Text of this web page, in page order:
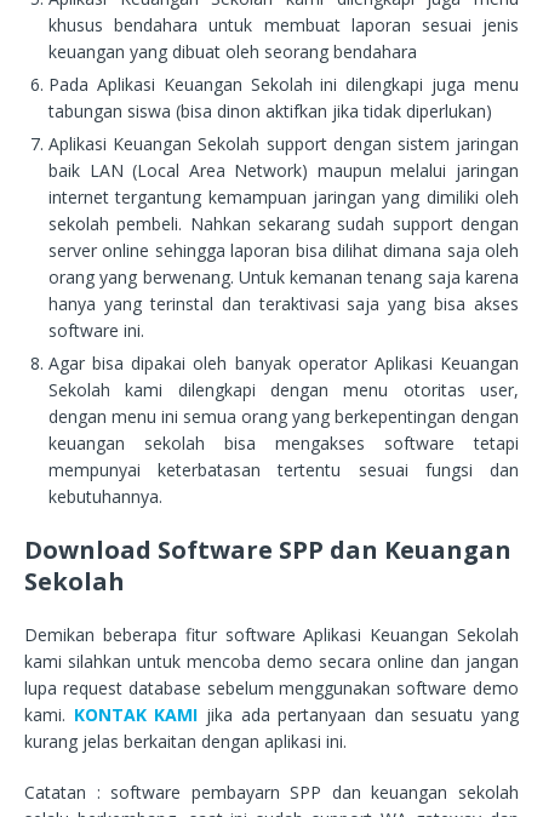
khusus bendahara untuk membuat laporan sesuai jenis
keuangan yang dibuat oleh seorang bendahara
Pada Aplikasi Keuangan Sekolah ini dilengkapi juga menu
tabungan siswa (bisa dinon aktifkan jika tidak diperlukan)
Aplikasi Keuangan Sekolah support dengan sistem jaringan
baik LAN (Local Area Network) maupun melalui jaringan
internet tergantung kemampuan jaringan yang dimiliki oleh
sekolah pembeli. Nahkan sekarang sudah support dengan
server online sehingga laporan bisa dilihat dimana saja oleh
orang yang berwenang. Untuk kemanan tenang saja karena
hanya yang terinstal dan teraktivasi saja yang bisa akses
software ini.
Agar bisa dipakai oleh banyak operator Aplikasi Keuangan
Sekolah kami dilengkapi dengan menu otoritas user,
dengan menu ini semua orang yang berkepentingan dengan
keuangan sekolah bisa mengakses software tetapi
mempunyai keterbatasan tertentu sesuai fungsi dan
kebutuhannya.
Download Software SPP dan Keuangan
Sekolah
Demikan beberapa fitur software Aplikasi Keuangan Sekolah
kami silahkan untuk mencoba demo secara online dan jangan
lupa request database sebelum menggunakan software demo
kami. KONTAK KAMI jika ada pertanyaan dan sesuatu yang
kurang jelas berkaitan dengan aplikasi ini.
Catatan : software pembayarn SPP dan keuangan sekolah